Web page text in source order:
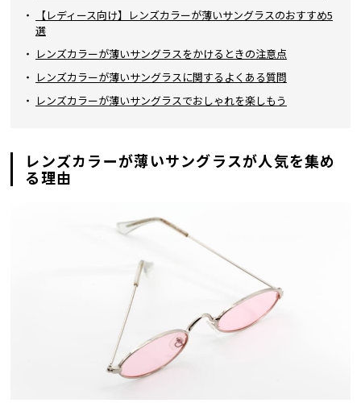
【レディース向け】レンズカラーが薄いサングラスのおすすめ5
選
レンズカラーが薄いサングラスをかけるときの注意点
レンズカラーが薄いサングラスに関するよくある質問
レンズカラーが薄いサングラスでおしゃれを楽しもう
レンズカラーが薄いサングラスが人気を集め
る理由